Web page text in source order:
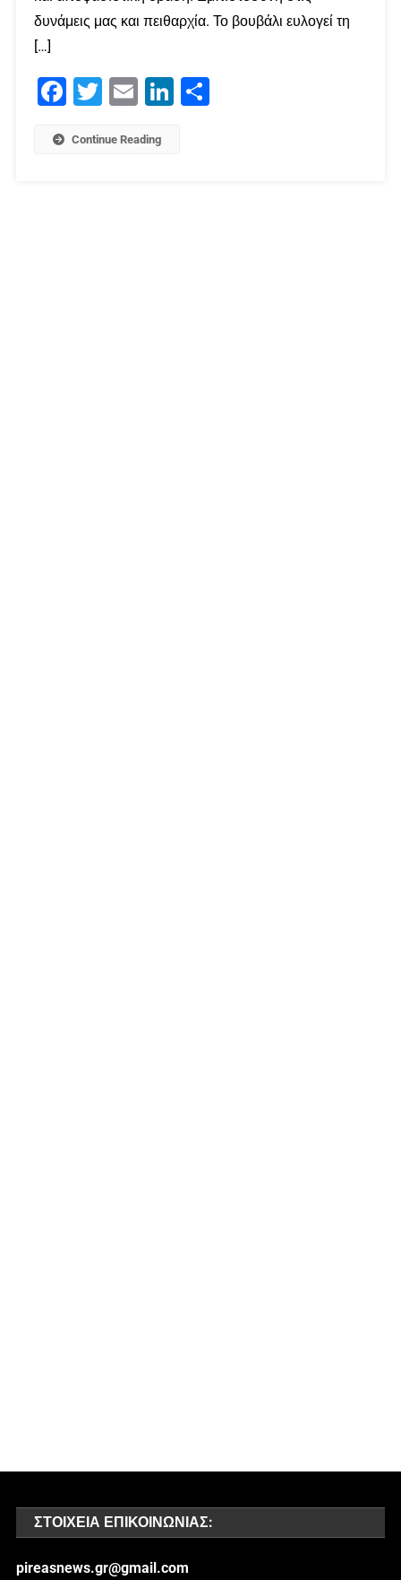
δυνάμεις μας και πειθαρχία. Το βουβάλι ευλογεί τη
[…]
Facebook
Twitter Email LinkedIn
Continue Reading
ΣΤΟΙΧΕΊΑ ΕΠΙΚΟΙΝΩΝΊΑΣ:
pireasnews.gr@gmail.com